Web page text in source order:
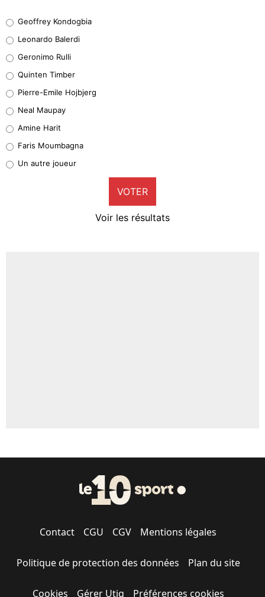
38%
32%
5%
1%
9%
Geoffrey Kondogbia
Leonardo Balerdi
Geronimo Rulli
Quinten Timber
Pierre-Emile Hojbjerg
Neal Maupay
Amine Harit
Faris Moumbagna
Un autre joueur
VOTER
Voir les résultats
Contact CGU CGV Mentions légales
Politique de protection des données Plan du site
Cookies Gérer Utiq Préférences cookies